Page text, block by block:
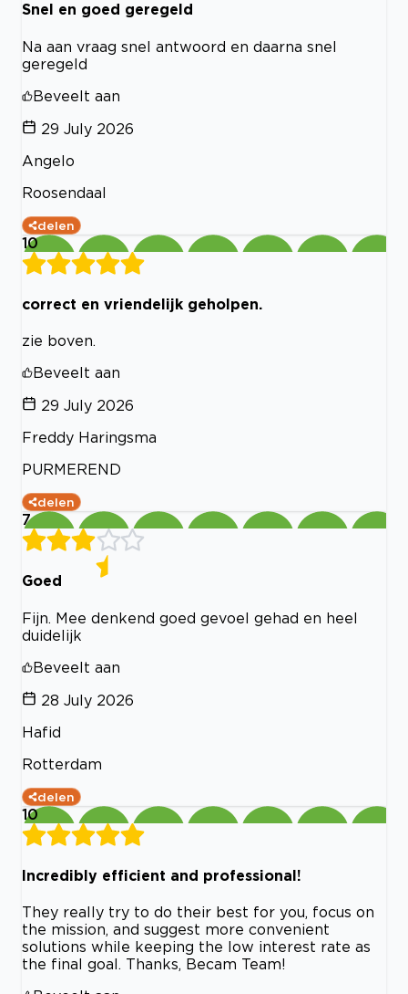
Snel en goed geregeld
Na aan vraag snel antwoord en daarna snel
geregeld
Beveelt aan
29 July 2026
Angelo
Roosendaal
delen
10
correct en vriendelijk geholpen.
zie boven.
Beveelt aan
29 July 2026
Freddy Haringsma
PURMEREND
delen
7
Goed
Fijn. Mee denkend goed gevoel gehad en heel
duidelijk
Beveelt aan
28 July 2026
Hafid
Rotterdam
delen
10
Incredibly efficient and professional!
They really try to do their best for you, focus on
the mission, and suggest more convenient
solutions while keeping the low interest rate as
the final goal. Thanks, Becam Team!